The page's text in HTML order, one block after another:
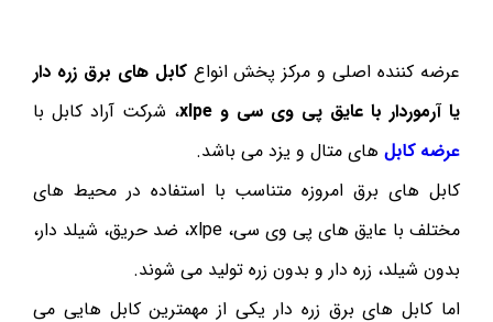
عرضه کننده اصلی و مرکز پخش انواعکابل های برق زره دار
یا آرموردار با عایق پی وی سی و xlpe
، شرکت آراد کابل با
عرضه کابل های متال و یزد می باشد.
کابل های برق امروزه متناسب با استفاده در محیط های
مختلف با عایق های پی وی سی، xlpe، ضد حریق، شیلد دار،
بدون شیلد، زره دار و بدون زره تولید می شوند.
اما کابل های برق زره دار یکی از مهمترین کابل هایی می